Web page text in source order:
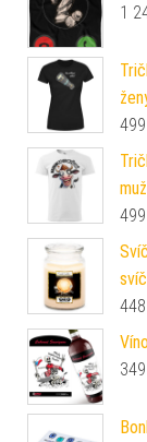
1
499
499
448
349